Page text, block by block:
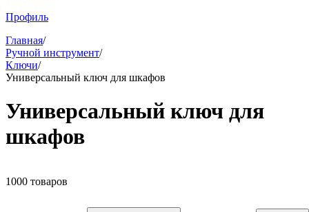
Профиль
Главная/
Ручной инструмент/
Ключи/
Универсальный ключ для шкафов
Универсальный ключ для
шкафов
1000 товаров